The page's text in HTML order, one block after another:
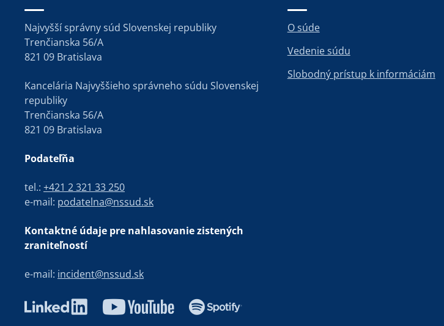
Najvyšší správny súd Slovenskej republiky
Trenčianska 56/A
821 09 Bratislava
Kancelária Najvyššieho správneho súdu Slovenskej
republiky
Trenčianska 56/A
821 09 Bratislava
Podateľňa
tel.: +421 2 321 33 250
e-mail: podatelna@nssud.sk
Kontaktné údaje pre nahlasovanie zistených
zraniteľností
e-mail: incident@nssud.sk
O súde
Vedenie súdu
Slobodný prístup k informáciám